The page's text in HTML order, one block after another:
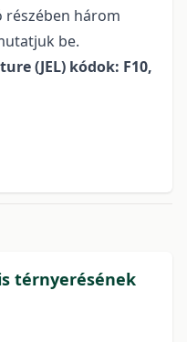
részében három
be.
(JEL) kódok: F10,
térnyerésének